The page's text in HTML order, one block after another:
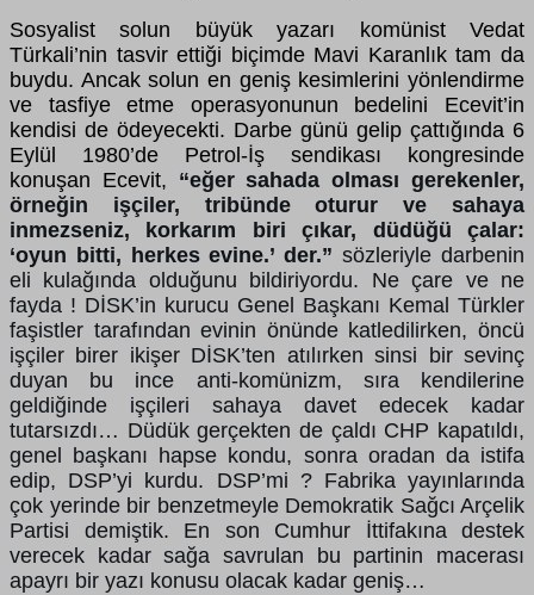
Sosyalist solun büyük yazarı komünist Vedat
Türkali’nin tasvir ettiği biçimde Mavi Karanlık tam da
buydu. Ancak solun en geniş kesimlerini yönlendirme
ve tasfiye etme operasyonunun bedelini Ecevit’in
kendisi de ödeyecekti. Darbe günü gelip çattığında 6
Eylül 1980’de Petrol-İş sendikası kongresinde
konuşan Ecevit, “eğer sahada olması gerekenler,
örneğin işçiler, tribünde oturur ve sahaya
inmezseniz, korkarım biri çıkar, düdüğü çalar:
‘oyun bitti, herkes evine.’ der.” sözleriyle darbenin
eli kulağında olduğunu bildiriyordu. Ne çare ve ne
fayda ! DİSK’in kurucu Genel Başkanı Kemal Türkler
faşistler tarafından evinin önünde katledilirken, öncü
işçiler birer ikişer DİSK’ten atılırken sinsi bir sevinç
duyan bu ince anti-komünizm, sıra kendilerine
geldiğinde işçileri sahaya davet edecek kadar
tutarsızdı… Düdük gerçekten de çaldı CHP kapatıldı,
genel başkanı hapse kondu, sonra oradan da istifa
edip, DSP’yi kurdu. DSP’mi ? Fabrika yayınlarında
çok yerinde bir benzetmeyle Demokratik Sağcı Arçelik
Partisi demiştik. En son Cumhur İttifakına destek
verecek kadar sağa savrulan bu partinin macerası
apayrı bir yazı konusu olacak kadar geniş…